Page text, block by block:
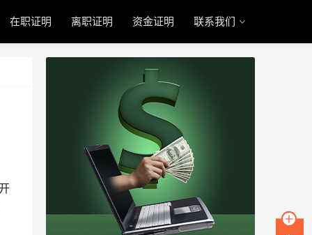
在职证明 离职证明 资金证明 联系我们